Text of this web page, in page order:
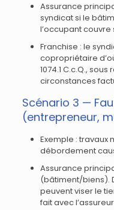
Assurance
syndicat si le
l’occupant
Franchise : le
copropriétaire
1074.1 C.c.Q.,
circonstances
Scénario 3 —
(entrepreneur,
Exemple : travaux
débordement
Assurance
(bâtiment/biens).
peuvent viser le
fait avec